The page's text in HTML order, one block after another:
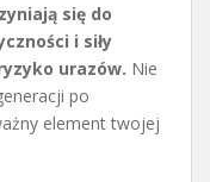
się do
i siły
urazów. Nie
po
element twojej